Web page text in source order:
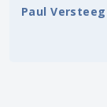
Paul Versteeg